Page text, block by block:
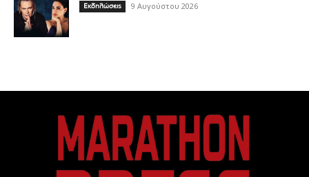
Εκδηλώσεις 9 Αυγούστου 2026